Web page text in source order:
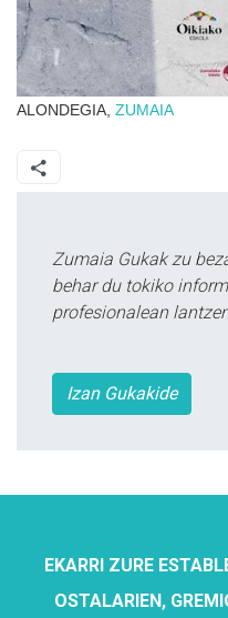
ALONDEGIA, ZUMAIA
Zumaia Gukak zu
behar du tokiko
profesionalean
Izan Gukakide
EKARRI ZURE
OSTALARIEN,